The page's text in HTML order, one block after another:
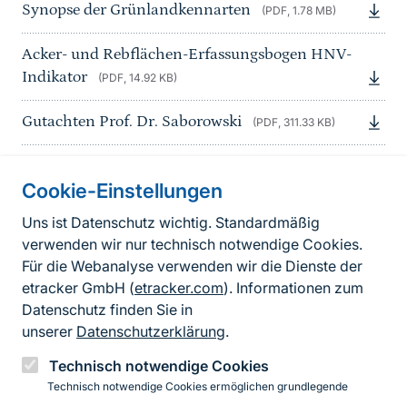
Cookie-Einstellungen
Uns ist Datenschutz wichtig. Standardmäßig
verwenden wir nur technisch notwendige Cookies.
Für die Webanalyse verwenden wir die Dienste der
etracker GmbH (etracker.com). Informationen zum
Datenschutz finden Sie in
unserer Datenschutzerklärung.
Technisch notwendige Cookies
Technisch notwendige Cookies ermöglichen grundlegende
Synopse der Grünlandkennarten (PDF, 1.78 MB)
Acker- und Rebflächen-Erfassungsbogen HNV-
Indikator
(PDF, 14.92 KB)
Gutachten Prof. Dr. Saborowski (PDF, 311.33 KB)
HNV Farmland in Germany
Weiterführende Literatur zu Monitoring von
Landwirtschaftsflächen mit hohem Naturwert
(PDF, 97.72 KB)
Erfassungsanleitung für den HNV-Farmland-
Indikator (Version 14, Stand 2024)
(PDF, 9.27 MB)